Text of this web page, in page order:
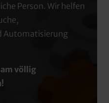
Person. Wir helfen
Automatisierung
völlig